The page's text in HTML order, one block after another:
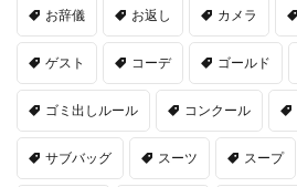
お辞儀 お返し カメラ
ゲスト コーデ ゴールド
ゴミ出しルール コンクール
サブバッグ スーツ スープ